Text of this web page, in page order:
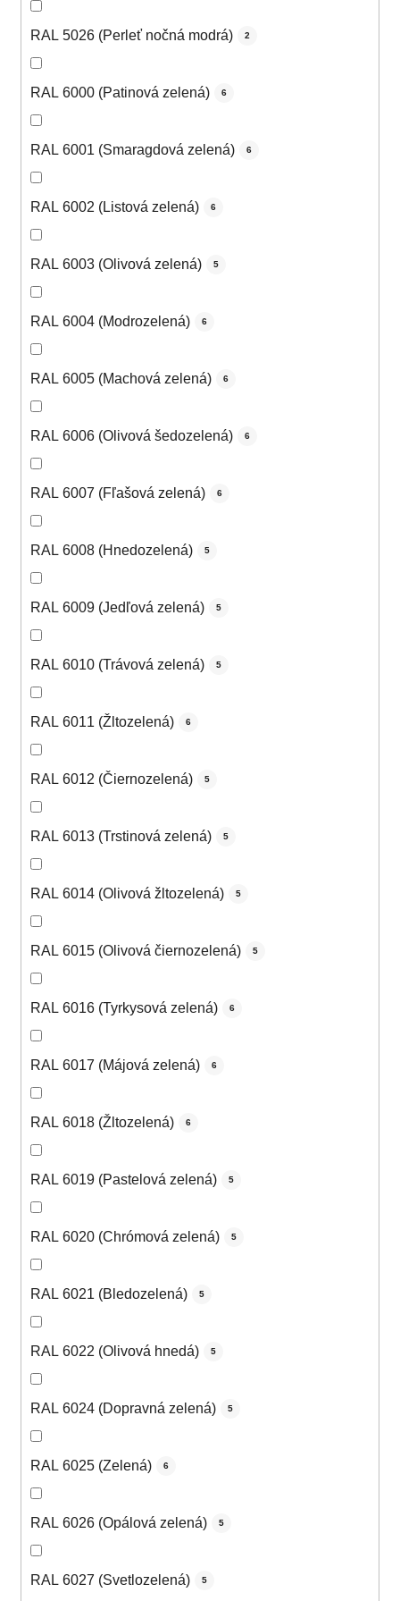
RAL 5026 (Perleť nočná modrá) 2
RAL 6000 (Patinová zelená) 6
RAL 6001 (Smaragdová zelená) 6
RAL 6002 (Listová zelená) 6
RAL 6003 (Olivová zelená) 5
RAL 6004 (Modrozelená) 6
RAL 6005 (Machová zelená) 6
RAL 6006 (Olivová šedozelená) 6
RAL 6007 (Fľašová zelená) 6
RAL 6008 (Hnedozelená) 5
RAL 6009 (Jedľová zelená) 5
RAL 6010 (Trávová zelená) 5
RAL 6011 (Žltozelená) 6
RAL 6012 (Čiernozelená) 5
RAL 6013 (Trstinová zelená) 5
RAL 6014 (Olivová žltozelená) 5
RAL 6015 (Olivová čiernozelená) 5
RAL 6016 (Tyrkysová zelená) 6
RAL 6017 (Májová zelená) 6
RAL 6018 (Žltozelená) 6
RAL 6019 (Pastelová zelená) 5
RAL 6020 (Chrómová zelená) 5
RAL 6021 (Bledozelená) 5
RAL 6022 (Olivová hnedá) 5
RAL 6024 (Dopravná zelená) 5
RAL 6025 (Zelená) 6
RAL 6026 (Opálová zelená) 5
RAL 6027 (Svetlozelená) 5